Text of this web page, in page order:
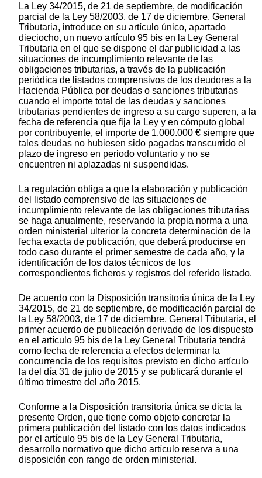
La Ley 34/2015, de 21 de septiembre, de modificación
parcial de la Ley 58/2003, de 17 de diciembre, General
Tributaria, introduce en su artículo único, apartado
dieciocho, un nuevo artículo 95 bis en la Ley General
Tributaria en el que se dispone el dar publicidad a las
situaciones de incumplimiento relevante de las
obligaciones tributarias, a través de la publicación
periódica de listados comprensivos de los deudores a la
Hacienda Pública por deudas o sanciones tributarias
cuando el importe total de las deudas y sanciones
tributarias pendientes de ingreso a su cargo superen, a la
fecha de referencia que fija la Ley y en cómputo global
por contribuyente, el importe de 1.000.000 € siempre que
tales deudas no hubiesen sido pagadas transcurrido el
plazo de ingreso en periodo voluntario y no se
encuentren ni aplazadas ni suspendidas.
La regulación obliga a que la elaboración y publicación
del listado comprensivo de las situaciones de
incumplimiento relevante de las obligaciones tributarias
se haga anualmente, reservando la propia norma a una
orden ministerial ulterior la concreta determinación de la
fecha exacta de publicación, que deberá producirse en
todo caso durante el primer semestre de cada año, y la
identificación de los datos técnicos de los
correspondientes ficheros y registros del referido listado.
De acuerdo con la Disposición transitoria única de la Ley
34/2015, de 21 de septiembre, de modificación parcial de
la Ley 58/2003, de 17 de diciembre, General Tributaria, el
primer acuerdo de publicación derivado de los dispuesto
en el artículo 95 bis de la Ley General Tributaria tendrá
como fecha de referencia a efectos determinar la
concurrencia de los requisitos previsto en dicho artículo
la del día 31 de julio de 2015 y se publicará durante el
último trimestre del año 2015.
Conforme a la Disposición transitoria única se dicta la
presente Orden, que tiene como objeto concretar la
primera publicación del listado con los datos indicados
por el artículo 95 bis de la Ley General Tributaria,
desarrollo normativo que dicho artículo reserva a una
disposición con rango de orden ministerial.